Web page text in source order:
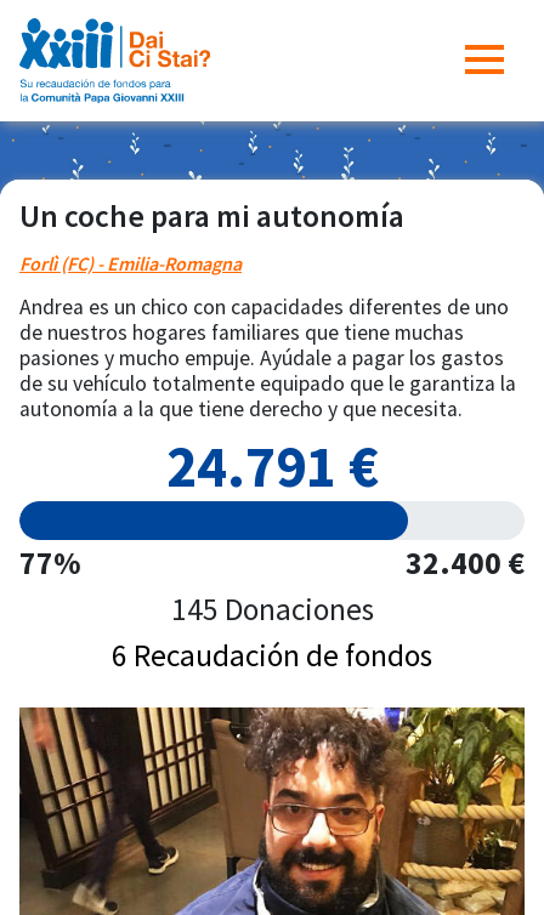
Un coche para mi autonomía
Forlì (FC) - Emilia-Romagna
Andrea es un chico con capacidades diferentes de uno
de nuestros hogares familiares que tiene muchas
pasiones y mucho empuje. Ayúdale a pagar los gastos
de su vehículo totalmente equipado que le garantiza la
autonomía a la que tiene derecho y que necesita.
24.791 €
77%
32.400 €
145 Donaciones
6 Recaudación de fondos